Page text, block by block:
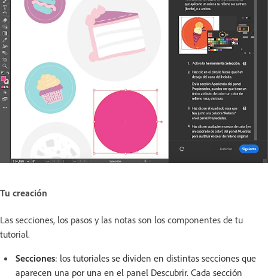
Tu creación
Las secciones, los pasos y las notas son los componentes de tu
tutorial.
Secciones: los tutoriales se dividen en distintas secciones que
aparecen una por una en el panel Descubrir. Cada sección